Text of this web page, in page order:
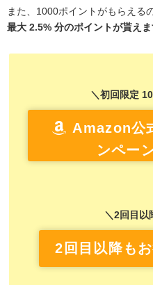
また、1000ポイントがもらえる
最大 2.5% 分のポイントが貰え
＼初回限定
Amazon公
ンペー
＼2回目以
2回目以降も